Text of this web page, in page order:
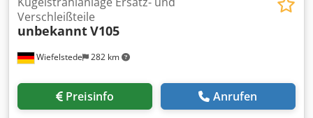
Wiefelstede 282 km
Verschleißteile
unbekanntV105
Preisinfo Anrufen